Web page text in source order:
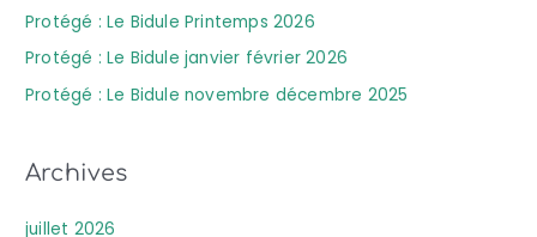
Protégé : Le Bidule Printemps 2026
Protégé : Le Bidule janvier février 2026
Protégé : Le Bidule novembre décembre 2025
Archives
juillet 2026